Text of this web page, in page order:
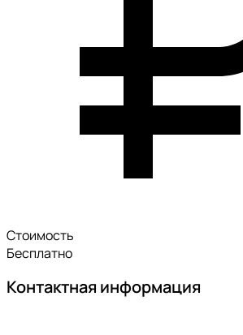
Стоимость
Бесплатно
Контактная информация